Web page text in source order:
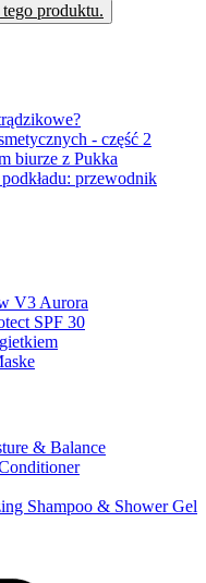
produktu.
- część 2
biurze z Pukka
przewodnik
V3 Aurora
SPF 30
& Balance
Shampoo & Shower Gel